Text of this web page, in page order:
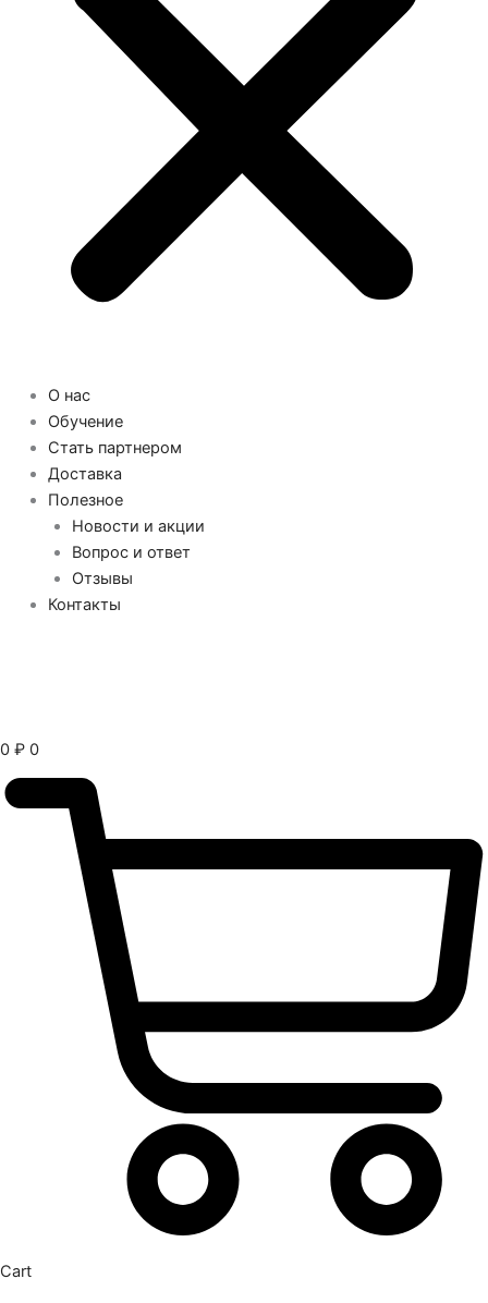
О нас
Обучение
Стать партнером
Доставка
Полезное
Новости и акции
Вопрос и ответ
Отзывы
Контакты
0 ₽ 0
Cart